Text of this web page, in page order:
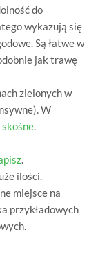
do
wykazują się
Są łatwe w
jak trawę
zielonych w
W
.
.
ilości.
miejsce na
przykładowych